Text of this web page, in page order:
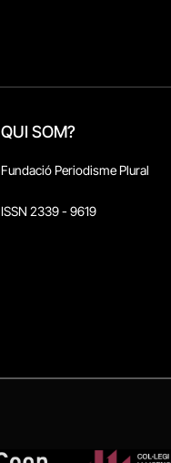
QUI SOM?
Fundació Periodisme Plural
ISSN 2339 - 9619